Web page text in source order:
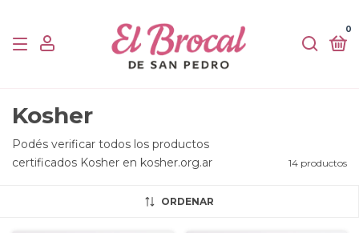
0
Kosher
Podés verificar todos los productos
certificados Kosher en kosher.org.ar
14 productos
ORDENAR